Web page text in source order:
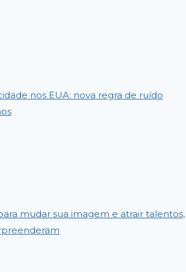
nos EUA: nova regra de ruído
mudar sua imagem e atrair talentos,